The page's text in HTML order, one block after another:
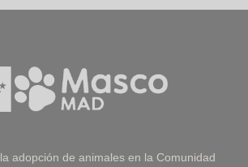
adopción de animales en la Comunidad